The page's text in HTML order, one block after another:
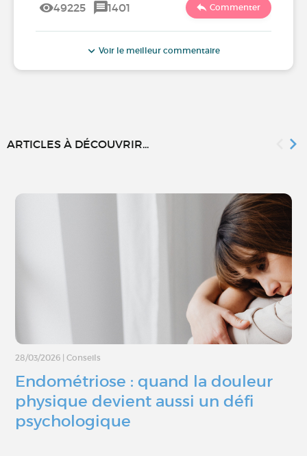
49225 1401 Commenter
Voir le meilleur commentaire
ARTICLES À DÉCOUVRIR...
28/03/2026 Conseils
Endométriose : quand la douleur
physique devient aussi un défi
psychologique